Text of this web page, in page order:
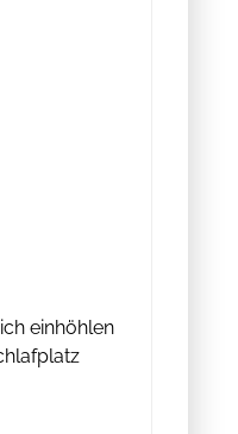
einhöhlen